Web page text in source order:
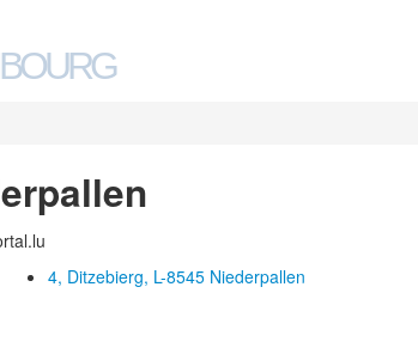
4, Ditzebierg, L-8545 Niederpallen